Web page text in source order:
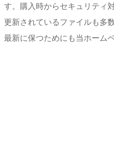
す。購入時からセキュリティ
更新されているファイルも多
最新に保つためにも当ホーム